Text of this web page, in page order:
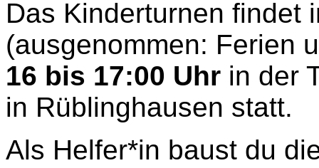
Das Kinderturnen findet
(ausgenommen: Ferien
16 bis 17:00 Uhr in der
in Rüblinghausen statt.
Als Helfer*in baust du